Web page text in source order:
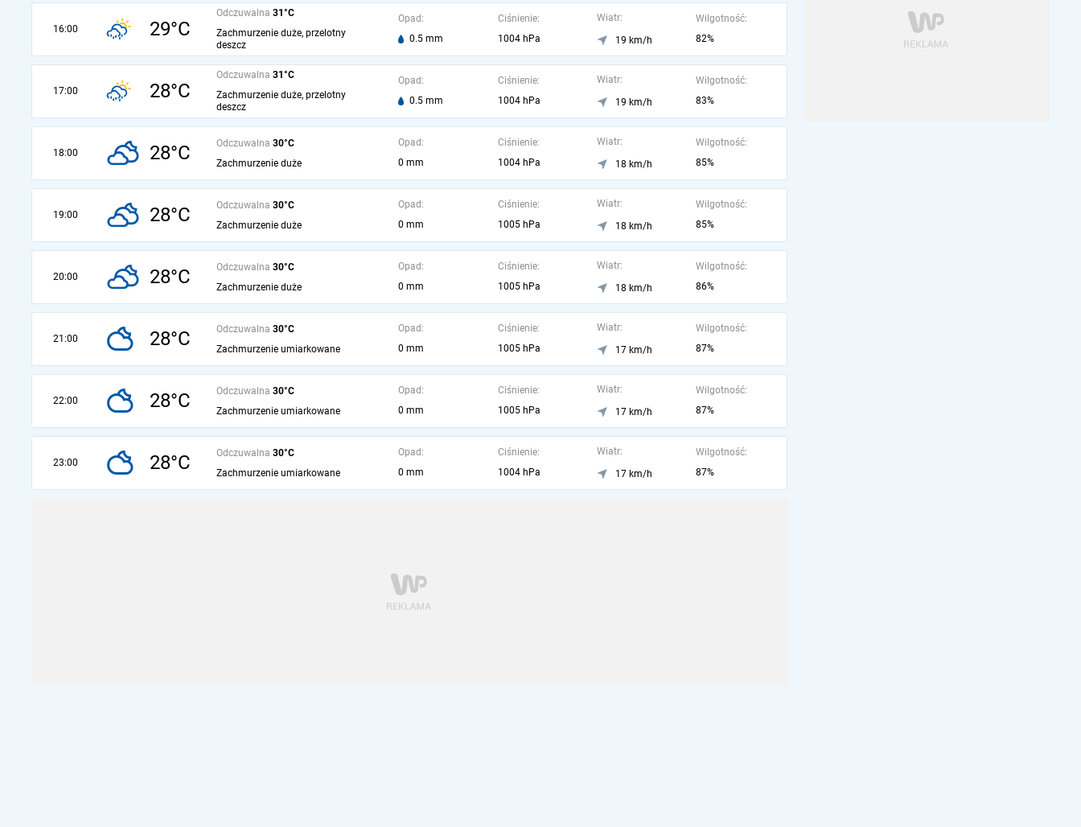
16:00 29°C
Odczuwalna 31°C
Zachmurzenie duże, przelotny
deszcz
Opad:
0.5 mm
Ciśnienie:
1004 hPa
Wiatr:
19 km/h
Wilgotność:
82%
17:00 28°C
Odczuwalna 31°C
Zachmurzenie duże, przelotny
deszcz
Opad:
0.5 mm
Ciśnienie:
1004 hPa
Wiatr:
19 km/h
Wilgotność:
83%
18:00 28°C Odczuwalna 30°C
Zachmurzenie duże
Opad:
0 mm
Ciśnienie:
1004 hPa
Wiatr:
18 km/h
Wilgotność:
85%
19:00 28°C Odczuwalna 30°C
Zachmurzenie duże
Opad:
0 mm
Ciśnienie:
1005 hPa
Wiatr:
18 km/h
Wilgotność:
85%
20:00 28°C Odczuwalna 30°C
Zachmurzenie duże
Opad:
0 mm
Ciśnienie:
1005 hPa
Wiatr:
18 km/h
Wilgotność:
86%
21:00 28°C Odczuwalna 30°C
Zachmurzenie umiarkowane
Opad:
0 mm
Ciśnienie:
1005 hPa
Wiatr:
17 km/h
Wilgotność:
87%
22:00 28°C Odczuwalna 30°C
Zachmurzenie umiarkowane
Opad:
0 mm
Ciśnienie:
1005 hPa
Wiatr:
17 km/h
Wilgotność:
87%
23:00 28°C Odczuwalna 30°C
Zachmurzenie umiarkowane
Opad:
0 mm
Ciśnienie:
1004 hPa
Wiatr:
17 km/h
Wilgotność:
87%